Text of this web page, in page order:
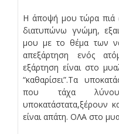
Η άποψή μου τώρα πιά
διατυπώνω γνώμη,
μου με το θέμα των
απεξάρτηση ενός
εξάρτηση είναι στο
“καθαρίσει”.Τα
που τάχα
υποκατάστατα,ξέρουν
είναι απάτη. ΟΛΑ στο